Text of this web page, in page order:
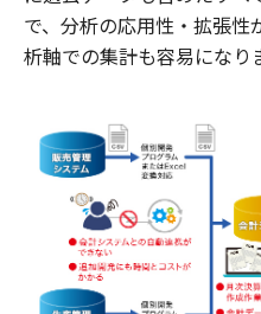
で、分析の応用性・拡張
析軸での集計も容易になり